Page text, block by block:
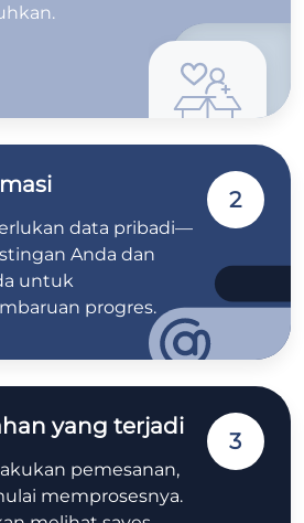
data pribadi—
Anda dan
untuk
progres.
2
yang terjadi
pemesanan,
memprosesnya.
3